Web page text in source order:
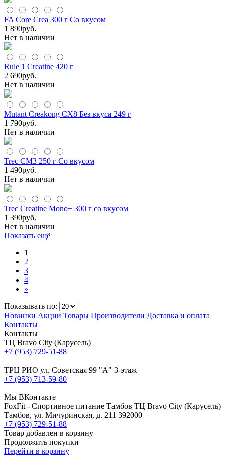
FA Core Crea 300 г Со вкусом
1 890руб.
Нет в наличии
Rule 1 Creatine 420 г
2 690руб.
Нет в наличии
Mutant Creakong CX8 Без вкуса 249 г
1 790руб.
Нет в наличии
Trec CM3 250 г Со вкусом
1 490руб.
Нет в наличии
Trec Creatine Mono+ 300 г со вкусом
1 390руб.
Нет в наличии
Показать ещё
1
2
3
4
»
Показывать по:
Новинки Акции Товары Производители Доставка и оплата
Контакты
Контакты
ТЦ Bravo City (Карусель)
+7 (953) 729-51-88
ТРЦ РИО ул. Советская 99 "А" 3-этаж
+7 (953) 713-59-80
Мы ВКонтакте
FoxFit - Спортивное питание Тамбов ТЦ Bravo City (Карусель)
Тамбов, ул. Мичуринская, д. 211 392000
+7 (953) 729-51-88
Товар добавлен в корзину
Продолжить покупки
Перейти в корзину